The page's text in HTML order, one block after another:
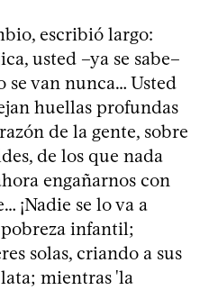
escribió largo:
usted –ya se sabe–
se van nunca… Usted
huellas profundas
de la gente, sobre
de los que nada
engañarnos con
¡Nadie se lo va a
infantil;
solas, criando a sus
mientras 'la